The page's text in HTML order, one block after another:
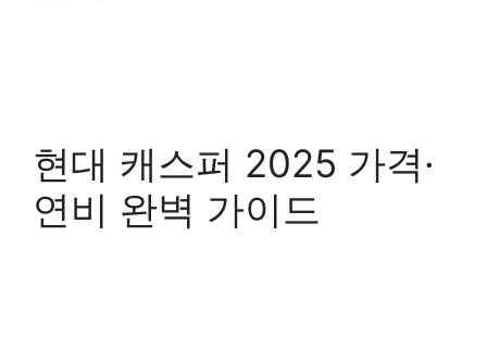
현대 캐스퍼 2025 가격·
연비 완벽 가이드